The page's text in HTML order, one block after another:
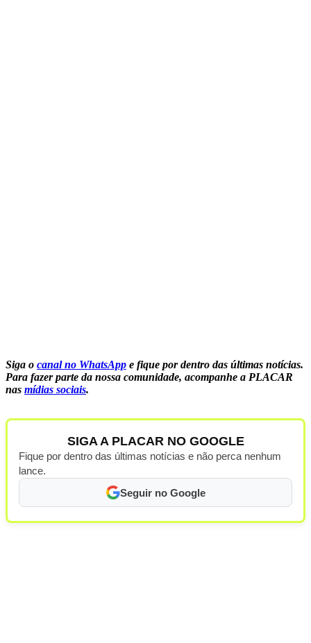
Siga o canal no WhatsApp e fique por dentro das últimas notícias.
Para fazer parte da nossa comunidade, acompanhe a PLACAR
nas mídias sociais.
SIGA A PLACAR NO GOOGLE
Fique por dentro das últimas notícias e não perca nenhum
lance.
Seguir no Google